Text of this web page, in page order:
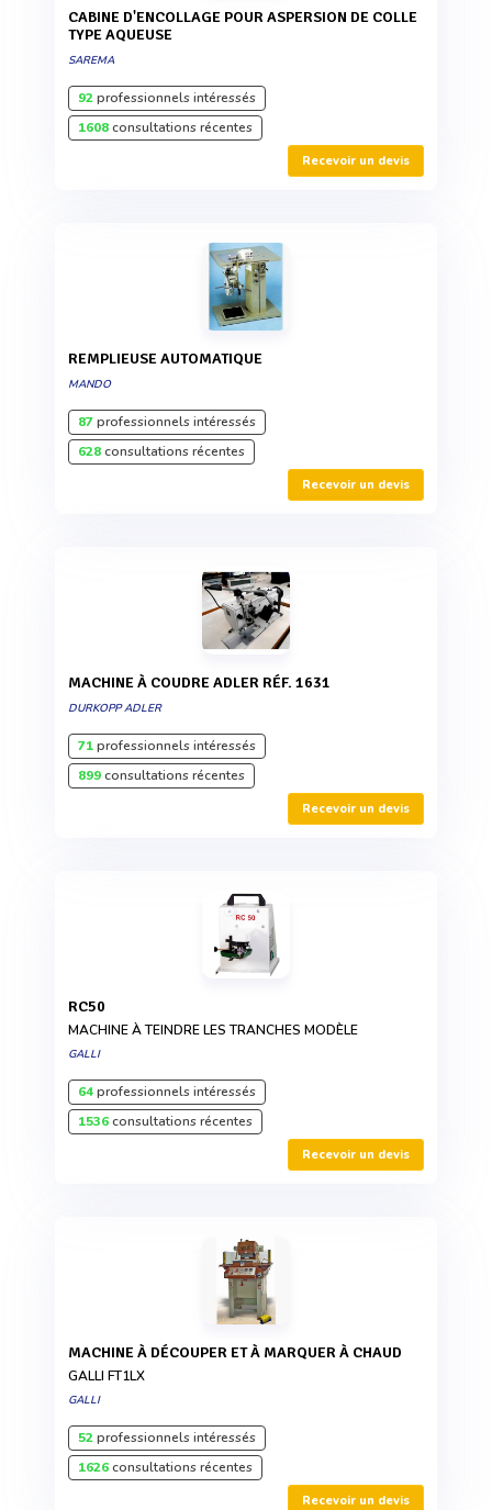
CABINE D'ENCOLLAGE POUR ASPERSION DE COLLE
TYPE AQUEUSE
SAREMA
92professionnels intéressés
1608consultations récentes
Recevoir un devis
REMPLIEUSE AUTOMATIQUE
MANDO
87professionnels intéressés
628consultations récentes
Recevoir un devis
MACHINE À COUDRE ADLER RÉF. 1631
DURKOPP ADLER
71professionnels intéressés
899consultations récentes
Recevoir un devis
RC50
MACHINE À TEINDRE LES TRANCHES MODÈLE
GALLI
64professionnels intéressés
1536consultations récentes
Recevoir un devis
MACHINE À DÉCOUPER ET À MARQUER À CHAUD
GALLI FT1LX
GALLI
52professionnels intéressés
1626consultations récentes
Recevoir un devis